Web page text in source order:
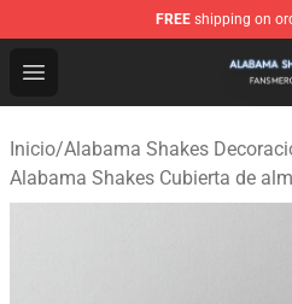
FREE shipping on
Open menu
Alabama Shakes Shop -
Inicio/Alabama Shakes
Alabama Shakes Cubierta de